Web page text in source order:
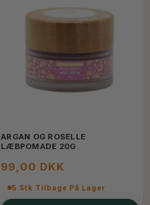
ARGAN OG ROSELLE
LÆBPOMADE 20G
99,00 DKK
5 Stk Tilbage På Lager